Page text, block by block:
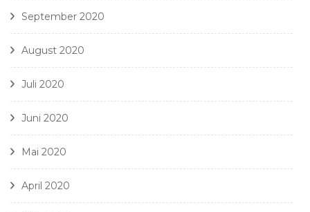
September 2020
August 2020
Juli 2020
Juni 2020
Mai 2020
April 2020